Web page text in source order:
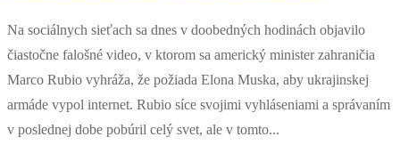
Na sociálnych sieťach sa dnes v doobedných hodinách objavilo
čiastočne falošné video, v ktorom sa americký minister zahraničia
Marco Rubio vyhráža, že požiada Elona Muska, aby ukrajinskej
armáde vypol internet. Rubio síce svojimi vyhláseniami a správaním
v poslednej dobe pobúril celý svet, ale v tomto...